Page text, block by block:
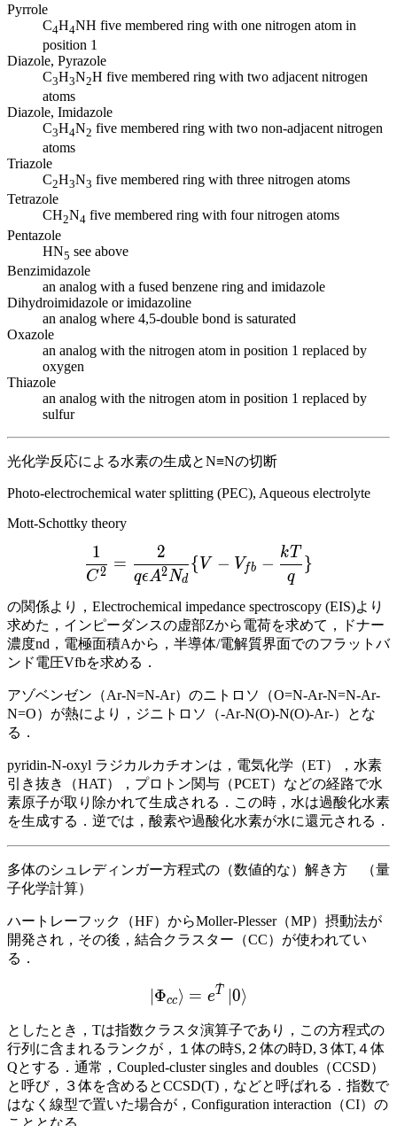
Pyrrole
C4H4NH five membered ring with one nitrogen atom in
position 1
Diazole, Pyrazole
C3H3N2H five membered ring with two adjacent nitrogen
atoms
Diazole, Imidazole
C3H4N2 five membered ring with two non-adjacent nitrogen
atoms
Triazole
C2H3N3 five membered ring with three nitrogen atoms
Tetrazole
CH2N4 five membered ring with four nitrogen atoms
Pentazole
HN5 see above
Benzimidazole
an analog with a fused benzene ring and imidazole
Dihydroimidazole or imidazoline
an analog where 4,5-double bond is saturated
Oxazole
an analog with the nitrogen atom in position 1 replaced by
oxygen
Thiazole
an analog with the nitrogen atom in position 1 replaced by
sulfur
光化学反応による水素の生成とN≡Nの切断
Photo-electrochemical water splitting (PEC), Aqueous electrolyte
Mott-Schottky theory
\frac{1}{C^2} = \frac{2}{q \epsilon
C2
1
=
qϵA2Nd
2
{ V − Vfb −
q
kT
}
の関係より，Electrochemical impedance spectroscopy (EIS)より
求めた，インピーダンスの虚部Zから電荷を求めて，ドナー
濃度nd，電極面積Aから，半導体/電解質界面でのフラットバ
ンド電圧Vfbを求める．
アゾベンゼン（Ar-N=N-Ar）のニトロソ（O=N-Ar-N=N-Ar-
N=O）が熱により，ジニトロソ（-Ar-N(O)-N(O)-Ar-）とな
る．
pyridin-N-oxyl ラジカルカチオンは，電気化学（ET），水素
引き抜き（HAT），プロトン関与（PCET）などの経路で水
素原子が取り除かれて生成される．この時，水は過酸化水素
を生成する．逆では，酸素や過酸化水素が水に還元される．
多体のシュレディンガー方程式の（数値的な）解き方 （量
子化学計算）
ハートレーフック（HF）からMoller-Plesser（MP）摂動法が
開発され，その後，結合クラスター（CC）が使われてい
る．
\left|\Phi_{cc}\right\rangle =
Φcc⟩ = eT^ 0⟩
としたとき，Tは指数クラスタ演算子であり，この方程式の
行列に含まれるランクが，１体の時S,２体の時D,３体T,４体
Qとする．通常，Coupled-cluster singles and doubles（CCSD）
と呼び，３体を含めるとCCSD(T)，などと呼ばれる．指数で
はなく線型で置いた場合が，Configuration interaction（CI）の